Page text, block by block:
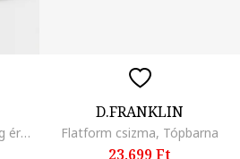
Tötpesarkú, lábszárközépig érő bőrcsizma, Fekete
D.FRANKLIN
Flatform csizma, Tópbarna
23.699 Ft